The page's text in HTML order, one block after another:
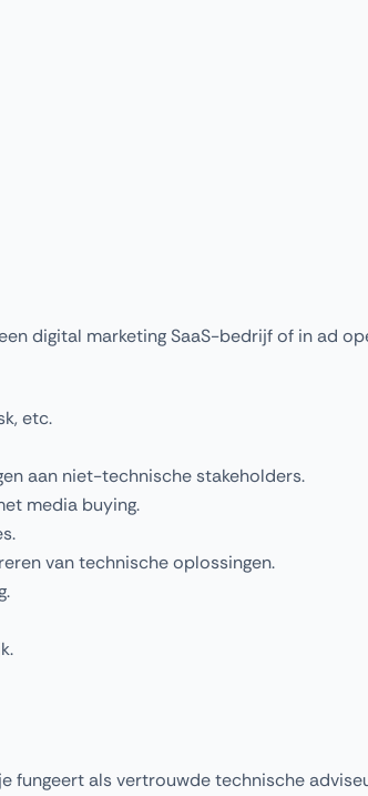
digital marketing SaaS-bedrijf of in ad
etc.
aan niet-technische stakeholders.
media buying.
van technische oplossingen.
fungeert als vertrouwde technische